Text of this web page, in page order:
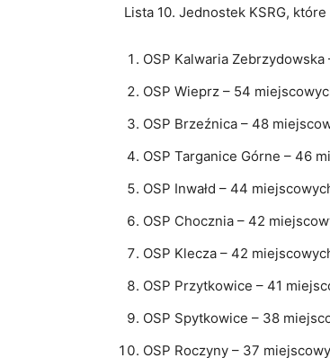
Lista 10. Jednostek KSRG,
OSP Kalwaria
OSP Wieprz – 54
OSP Brzeźnica – 48
OSP Targanice Górne – 46
OSP Inwałd – 44
OSP Chocznia – 42
OSP Klecza – 42
OSP Przytkowice – 41
OSP Spytkowice – 38
OSP Roczyny – 37